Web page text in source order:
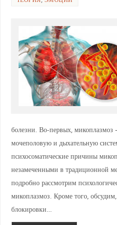
болезни. Во-первых,
мочеполовую и дыхательную
психосоматические причины
незамеченными в традиционной
подробно рассмотрим
микоплазмоз. Кроме того,
блокировки…